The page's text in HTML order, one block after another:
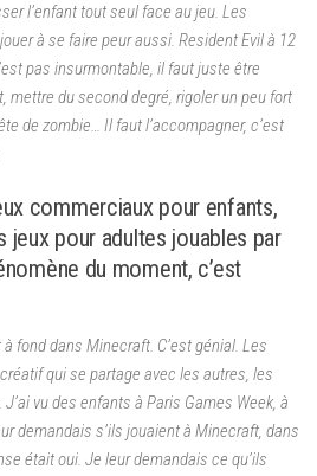
l’enfant tout seul face au jeu. Les
à se faire peur aussi. Resident Evil à 12
pas insurmontable, il faut juste être
mettre du second degré, rigoler un peu fort
de zombie… Il faut l’accompagner, c’est
commerciaux pour enfants,
jeux pour adultes jouables par
du moment, c’est
fond dans Minecraft. C’est génial. Les
qui se partage avec les autres, les
vu des enfants à Paris Games Week, à
demandais s’ils jouaient à Minecraft, dans
était oui. Je leur demandais ce qu’ils